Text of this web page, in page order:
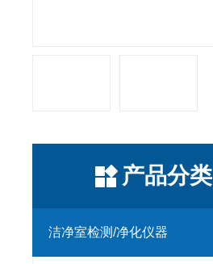
产品分类
洁净室检测/净化仪器